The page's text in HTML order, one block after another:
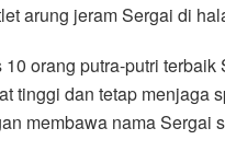
arung jeram Sergai di
orang putra-putri
tinggi dan tetap menjaga
membawa nama Sergai